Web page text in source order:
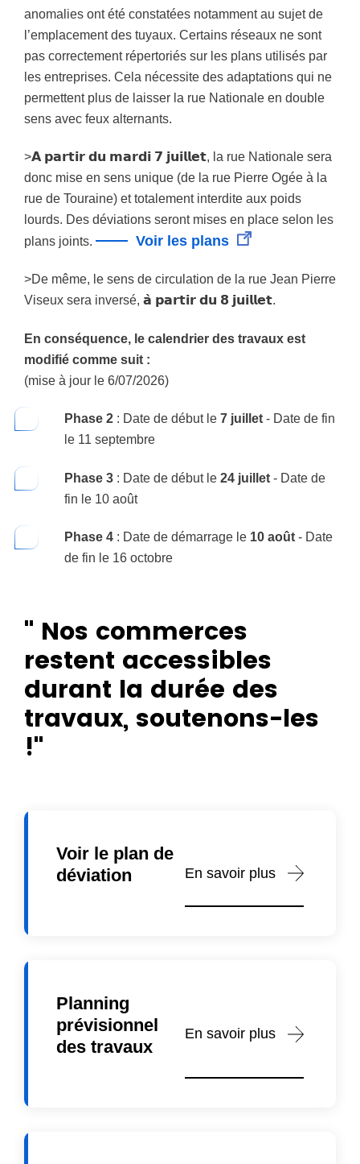
anomalies ont été constatées notamment au sujet de
l’emplacement des tuyaux. Certains réseaux ne sont
pas correctement répertoriés sur les plans utilisés par
les entreprises. Cela nécessite des adaptations qui ne
permettent plus de laisser la rue Nationale en double
sens avec feux alternants.
>𝗔 𝗽𝗮𝗿𝘁𝗶𝗿 𝗱𝘂 𝗺𝗮𝗿𝗱𝗶 𝟳 𝗷𝘂𝗶𝗹𝗹𝗲𝘁, la rue Nationale sera
donc mise en sens unique (de la rue Pierre Ogée à la
rue de Touraine) et totalement interdite aux poids
lourds. Des déviations seront mises en place selon les
plans joints.
Voir les plans
>De même, le sens de circulation de la rue Jean Pierre
Viseux sera inversé, 𝗮̀ 𝗽𝗮𝗿𝘁𝗶𝗿 𝗱𝘂 𝟴 𝗷𝘂𝗶𝗹𝗹𝗲𝘁.
En conséquence, le calendrier des travaux est
modifié comme suit :
(mise à jour le 6/07/2026)
Phase 2 : Date de début le 7 juillet - Date de fin
le 11 septembre
Phase 3 : Date de début le 24 juillet - Date de
fin le 10 août
Phase 4 : Date de démarrage le 10 août - Date
de fin le 16 octobre
" Nos commerces
restent accessibles
durant la durée des
travaux, soutenons-les
!"
Voir le plan de
déviation
En savoir plus
Planning
prévisionnel
des travaux
En savoir plus